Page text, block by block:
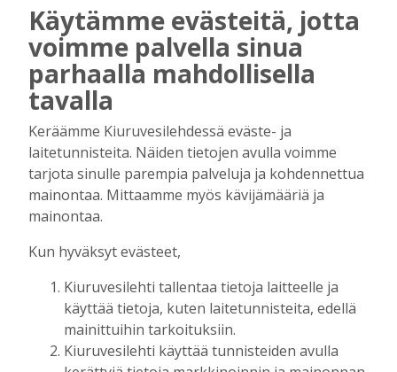
AIEMMIN AIHEESTA
Biokaasu, Hingunniemi, tiet,
rahoitusasiat, työllisyys, lääkäripula… –
ministeri Sari Essayahin kanssa piisasi
keskustelunaiheita
Aku Laatikainen
OP Kaskimaan vakavaraisuus vahvistui –
korkotason muutos heijastui alkuvuoden
tulokseen
Tilaajille
Toimitus 6.8.2026 13:18
Käytämme evästeitä, jotta
voimme palvella sinua
parhaalla mahdollisella
tavalla
Keräämme Kiuruvesilehdessä eväste- ja
laitetunnisteita. Näiden tietojen avulla voimme
tarjota sinulle parempia palveluja ja kohdennettua
mainontaa. Mittaamme myös kävijämääriä ja
mainontaa.
Kun hyväksyt evästeet,
Kiuruvesilehti tallentaa tietoja laitteelle ja
käyttää tietoja, kuten laitetunnisteita, edellä
mainittuihin tarkoituksiin.
Kiuruvesilehti käyttää tunnisteiden avulla